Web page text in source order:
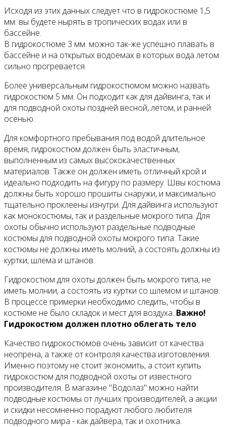
Исходя из этих данных следует что в гидрокостюме 1,5
мм. вы будете нырять в тропических водах или в
бассейне.
В гидрокостюме 3 мм. можно так-же успешно плавать в
бассейне и на открытых водоемах в которых вода летом
сильно прогревается.
Более универсальным гидрокостюмом можно назвать
гидрокостюм 5 мм. Он подходит как для дайвинга, так и
для подводной охоты поздней весной, летом, и ранней
осенью.
Для комфортного пребывания под водой длительное
время, гидрокостюм должен быть эластичным,
выполненным из самых высококачественных
материалов. Также он должен иметь отличный крой и
идеально подходить на фигуру по размеру. Швы костюма
должны быть хорошо прошиты снаружи, и максимально
тщательно проклеены изнутри. Для дайвинга используют
как монокостюмы, так и раздельные мокрого типа. Для
охоты обычно используют раздельные подводные
костюмы для подводной охоты мокрого типа. Такие
костюмы не должны иметь молний, а состоять должны из
куртки, шлема и штанов.
Гидрокостюм для охоты должен быть мокрого типа, не
иметь молнии, а состоять из куртки со шлемом и штанов.
В процессе примерки необходимо следить, чтобы в
костюме не было складок и мест для воздуха. Важно!
Гидрокостюм должен плотно облегать тело.
Качество гидрокостюмов очень зависит от качества
неопрена, а также от контроля качества изготовления.
Именно поэтому не стоит экономить, а стоит купить
гидрокостюм для подводной охоты от известного
производителя. В магазине "Водолаз" можно найти
подводные костюмы от лучших производителей, а акции
и скидки несомненно порадуют любого любителя
подводного мира - как дайвера, так и охотника.